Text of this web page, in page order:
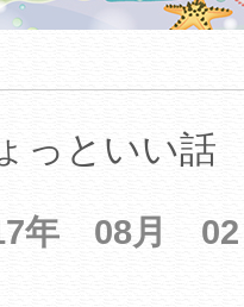
っといい話
年 08月